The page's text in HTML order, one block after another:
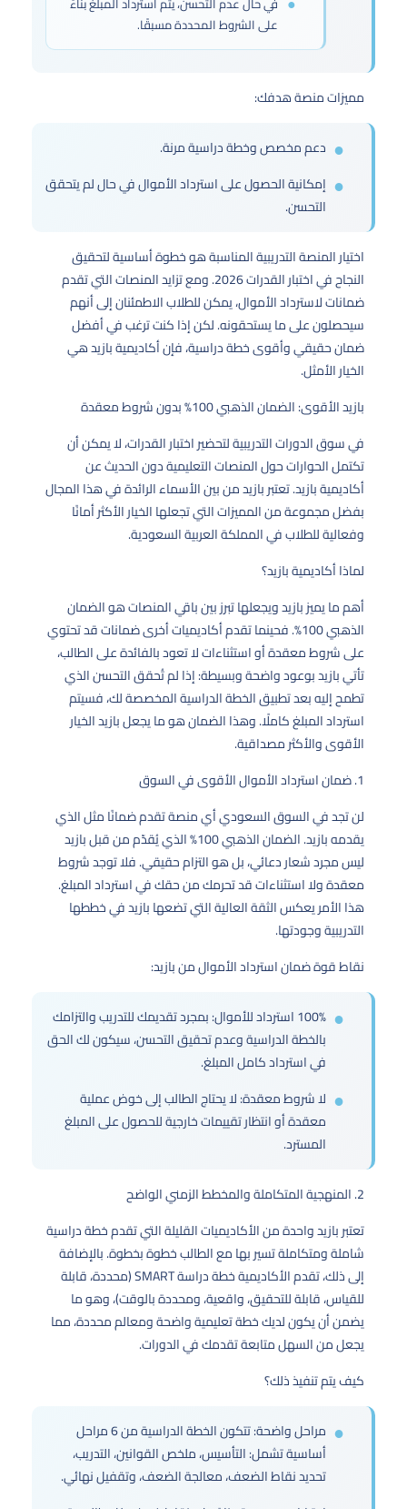
على الشروط المحددة مسبقًا.
مميزات منصة هدفك:
دعم مخصص وخطة دراسية مرنة.
إمكانية الحصول على استرداد الأموال في حال لم يتحقق
التحسن.
اختيار المنصة التدريبية المناسبة هو خطوة أساسية لتحقيق
النجاح في اختبار القدرات 2026. ومع تزايد المنصات التي تقدم
ضمانات لاسترداد الأموال، يمكن للطلاب الاطمئنان إلى أنهم
سيحصلون على ما يستحقونه. لكن إذا كنت ترغب في أفضل
ضمان حقيقي وأقوى خطة دراسية، فإن أكاديمية بازيد هي
الخيار الأمثل.
بازيد الأقوى: الضمان الذهبي 100% بدون شروط معقدة
في سوق الدورات التدريبية لتحضير اختبار القدرات، لا يمكن أن
تكتمل الحوارات حول المنصات التعليمية دون الحديث عن
أكاديمية بازيد. تعتبر بازيد من بين الأسماء الرائدة في هذا المجال
بفضل مجموعة من المميزات التي تجعلها الخيار الأكثر أمانًا
وفعالية للطلاب في المملكة العربية السعودية.
لماذا أكاديمية بازيد؟
أهم ما يميز بازيد ويجعلها تبرز بين باقي المنصات هو الضمان
الذهبي 100%. فحينما تقدم أكاديميات أخرى ضمانات قد تحتوي
على شروط معقدة أو استثناءات لا تعود بالفائدة على الطالب،
تأتي بازيد بوعود واضحة وبسيطة: إذا لم تُحقق التحسن الذي
تطمح إليه بعد تطبيق الخطة الدراسية المخصصة لك، فسيتم
استرداد المبلغ كاملًا. وهذا الضمان هو ما يجعل بازيد الخيار
الأقوى والأكثر مصداقية.
1. ضمان استرداد الأموال الأقوى في السوق
لن تجد في السوق السعودي أي منصة تقدم ضمانًا مثل الذي
يقدمه بازيد. الضمان الذهبي 100% الذي يُقدّم من قبل بازيد
ليس مجرد شعار دعائي، بل هو التزام حقيقي. فلا توجد شروط
معقدة ولا استثناءات قد تحرمك من حقك في استرداد المبلغ.
هذا الأمر يعكس الثقة العالية التي تضعها بازيد في خططها
التدريبية وجودتها.
نقاط قوة ضمان استرداد الأموال من بازيد:
100% استرداد للأموال: بمجرد تقديمك للتدريب والتزامك
بالخطة الدراسية وعدم تحقيق التحسن، سيكون لك الحق
في استرداد كامل المبلغ.
لا شروط معقدة: لا يحتاج الطالب إلى خوض عملية
معقدة أو انتظار تقييمات خارجية للحصول على المبلغ
المسترد.
2. المنهجية المتكاملة والمخطط الزمني الواضح
تعتبر بازيد واحدة من الأكاديميات القليلة التي تقدم خطة دراسية
شاملة ومتكاملة تسير بها مع الطالب خطوة بخطوة. بالإضافة
إلى ذلك، تقدم الأكاديمية خطة دراسة SMART (محددة، قابلة
للقياس، قابلة للتحقيق، واقعية، ومحددة بالوقت)، وهو ما
يضمن أن يكون لديك خطة تعليمية واضحة ومعالم محددة، مما
يجعل من السهل متابعة تقدمك في الدورات.
كيف يتم تنفيذ ذلك؟
مراحل واضحة: تتكون الخطة الدراسية من 6 مراحل
أساسية تشمل: التأسيس، ملخص القوانين، التدريب،
تحديد نقاط الضعف، معالجة الضعف، وتقفيل نهائي.